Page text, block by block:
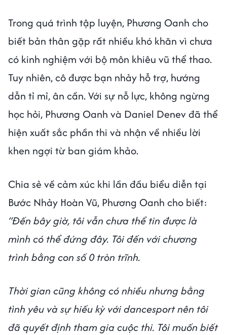
Trong quá trình tập luyện, Phương Oanh cho
biết bản thân gặp rất nhiều khó khăn vì chưa
có kinh nghiệm với bộ môn khiêu vũ thể thao.
Tuy nhiên, cô được bạn nhảy hỗ trợ, hướng
dẫn tỉ mỉ, ân cần. Với sự nỗ lực, không ngừng
học hỏi, Phương Oanh và Daniel Denev đã thể
hiện xuất sắc phần thi và nhận về nhiều lời
khen ngợi từ ban giám khảo.
Chia sẻ về cảm xúc khi lần đầu biểu diễn tại
Bước Nhảy Hoàn Vũ, Phương Oanh cho biết:
“Đến bây giờ, tôi vẫn chưa thể tin được là
mình có thể đứng đây. Tôi đến với chương
trình bằng con số 0 tròn trĩnh.
Thời gian cũng không có nhiều nhưng bằng
tình yêu và sự hiếu kỳ với dancesport nên tôi
đã quyết định tham gia cuộc thi. Tôi muốn biết